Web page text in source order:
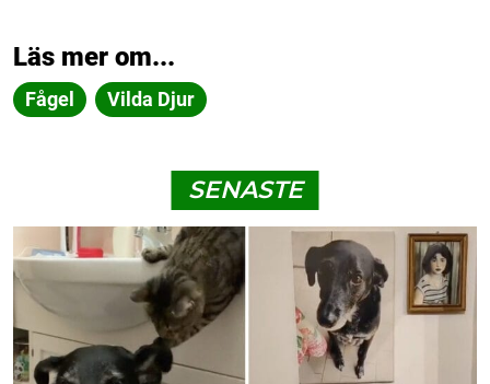
Läs mer om...
Fågel Vilda Djur
SENASTE